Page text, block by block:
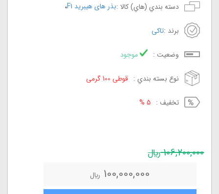
دسته بندي (هاي) کالا :بذر های هیبرید F1 ،
برند :تاکی
وضعيت : موجود
نوع بسته بندي : قوطی 100 گرمی
تخفيف : 5 %
106,200,000 ريال
100,000,000 ريال